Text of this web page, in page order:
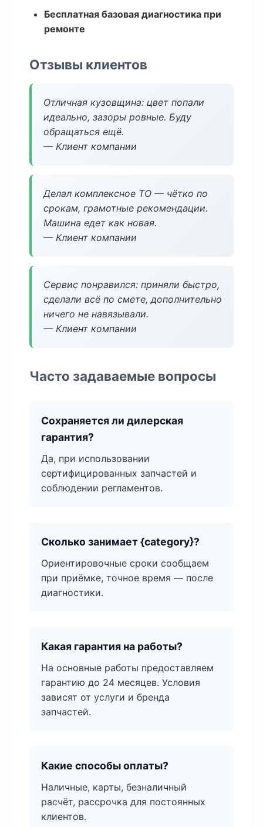
Бесплатная базовая диагностика при
ремонте
Отзывы клиентов
Отличная кузовщина: цвет попали
идеально, зазоры ровные. Буду
обращаться ещё.
— Клиент компании
Делал комплексное ТО — чётко по
срокам, грамотные рекомендации.
Машина едет как новая.
— Клиент компании
Сервис понравился: приняли быстро,
сделали всё по смете, дополнительно
ничего не навязывали.
— Клиент компании
Часто задаваемые вопросы
Сохраняется ли дилерская
гарантия?
Да, при использовании
сертифицированных запчастей и
соблюдении регламентов.
Сколько занимает {category}?
Ориентировочные сроки сообщаем
при приёмке, точное время — после
диагностики.
Какая гарантия на работы?
На основные работы предоставляем
гарантию до 24 месяцев. Условия
зависят от услуги и бренда
запчастей.
Какие способы оплаты?
Наличные, карты, безналичный
расчёт, рассрочка для постоянных
клиентов.